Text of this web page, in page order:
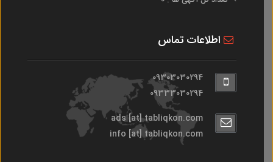
اطلاعات تماس
09303030294
09333030294
ads [at] tabliqkon.com
info [at] tabliqkon.com